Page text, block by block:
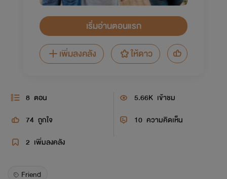
เริ่มอ่านตอนแรก
เพิ่มลงคลัง
ให้ดาว
8 ตอน 5.66K เข้าชม
74 ถูกใจ 10 ความคิดเห็น
2 เพิ่มลงคลัง
Friend